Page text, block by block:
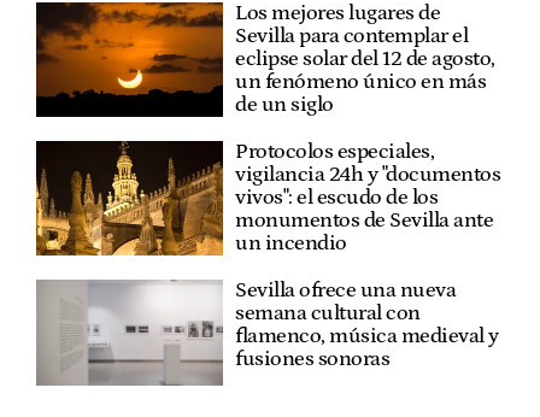
Los mejores lugares de
Sevilla para contemplar el
eclipse solar del 12 de agosto,
un fenómeno único en más
de un siglo
Protocolos especiales,
vigilancia 24h y "documentos
vivos": el escudo de los
monumentos de Sevilla ante
un incendio
Sevilla ofrece una nueva
semana cultural con
flamenco, música medieval y
fusiones sonoras